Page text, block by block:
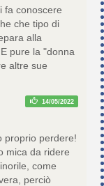
fa conoscere
che tipo di
alla
pure la "donna
altre sue
14/05/2022
proprio perdere!
mica da ridere
come
perciò